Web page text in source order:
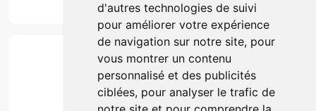
d'autres technologies de suivi
pour améliorer votre expérience
de navigation sur notre site, pour
vous montrer un contenu
personnalisé et des publicités
ciblées, pour analyser le trafic de
Paiement
Simple, rapide et 100% sécurisé